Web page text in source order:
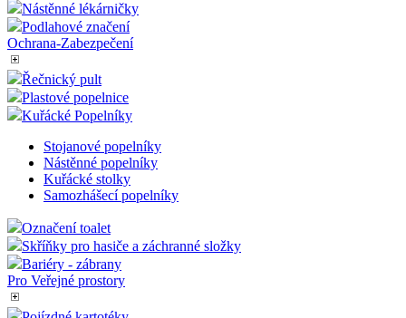
Nástěnné lékárničky
Podlahové značení
Ochrana-Zabezpečení
Řečnický pult
Plastové popelnice
Kuřácké Popelníky
Stojanové popelníky
Nástěnné popelníky
Kuřácké stolky
Samozhášecí popelníky
Označení toalet
Skříňky pro hasiče a záchranné složky
Bariéry - zábrany
Pro Veřejné prostory